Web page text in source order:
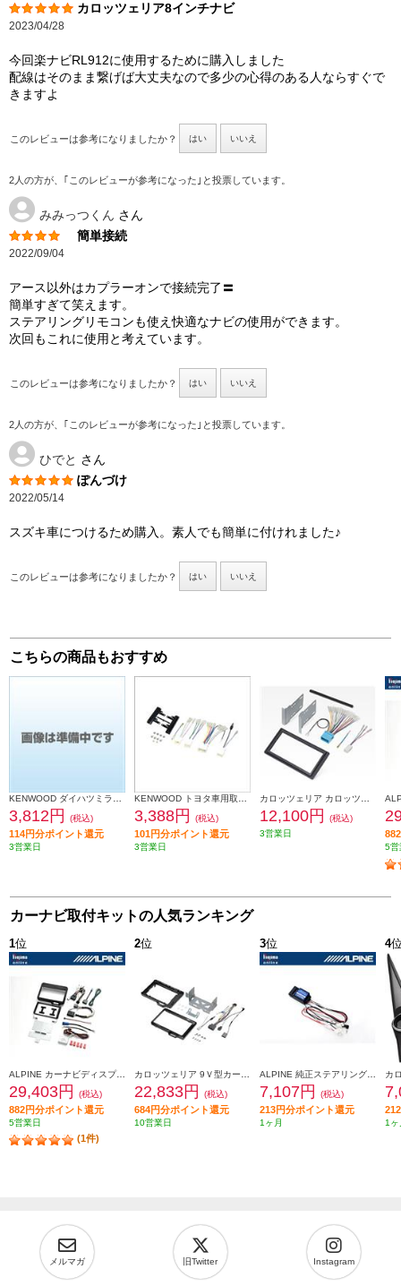
カロッツェリア8インチナビ
2023/04/28
今回楽ナビRL912に使用するために購入しました
配線はそのまま繋げば大丈夫なので多少の心得のある人ならすぐで
きますよ
このレビューは参考になりましたか？ はい いいえ
2人の方が、｢このレビューが参考になった｣と投票しています。
みみっつくん さん
簡単接続
2022/09/04
アース以外はカプラーオンで接続完了〓
簡単すぎて笑えます。
ステアリングリモコンも使え快適なナビの使用ができます。
次回もこれに使用と考えています。
このレビューは参考になりましたか？ はい いいえ
2人の方が、｢このレビューが参考になった｣と投票しています。
ひでと さん
ぽんづけ
2022/05/14
スズキ車につけるため購入。素人でも簡単に付けれました♪
このレビューは参考になりましたか？ はい いいえ
こちらの商品もおすすめ
3,812円 (税込)
114円分ポイント還元
3営業日
3,388円 (税込)
101円分ポイント還元
3営業日
12,100円
(税込)
3営業日
5営
カーナビ取付キットの人気ランキング
1位
ALPINE カーナビディスプレイオーディオ取付けキット N-BOX(JF5/6系)専用 KTX-XF11-NB-56-NR
29,403円 (税込)
882円分ポイント還元
5営業日
(1件)
2位
22,833円 (税込)
684円分ポイント還元
10営業日
3位
7,107円 (税込)
213円分ポイント還元
1ヶ月
4
1ヶ
メルマガ 旧Twitter Instagram